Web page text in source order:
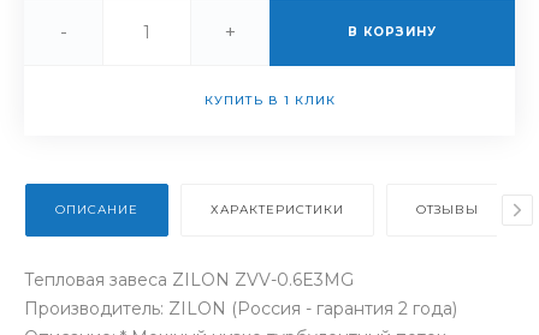
- + В КОРЗИНУ
КУПИТЬ В 1 КЛИК
ОПИСАНИЕ ХАРАКТЕРИСТИКИ ОТЗЫВЫ
Тепловая завеса ZILON ZVV-0.6E3MG
Производитель: ZILON (Россия - гарантия 2 года)